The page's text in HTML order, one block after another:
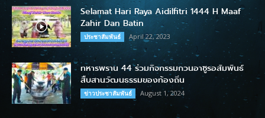
Selamat Hari Raya Aidilfitri 1444 H Maaf
Zahir Dan Batin
ประชาสัมพันธ์ April 22, 2023
ทหารพราน 44 ร่วมกิจกรรมกวนอาซูรอสัมพันธ์
สืบสานวัฒนธรรมของท้องถิ่น
ข่าวประชาสัมพันธ์ August 1, 2024